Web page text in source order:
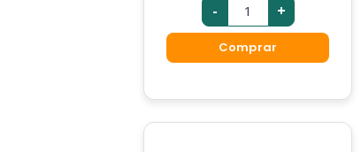
- +
Comprar